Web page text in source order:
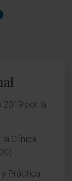
2019 por la
Clínica
Práctica